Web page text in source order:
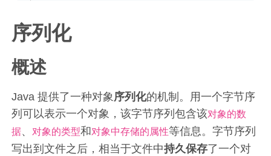
序列化
概述
Java 提供了一种对象序列化的机制。用一个字节序
列可以表示一个对象，该字节序列包含该对象的数
据、对象的类型和对象中存储的属性等信息。字节序列
写出到文件之后，相当于文件中持久保存了一个对